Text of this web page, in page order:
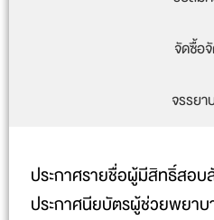
จัดซื้อ
จรรย
ประกาศรายชื่อผู้มีสิทธิ์สอ
ประกาศนียบัตรผู้ช่วยพยา